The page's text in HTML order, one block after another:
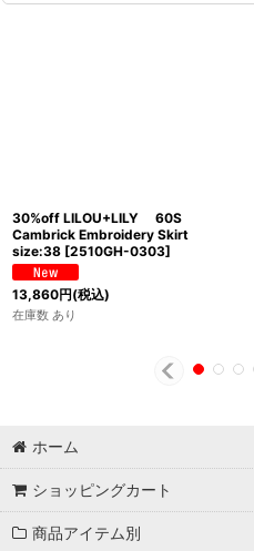
30%off LILOU+LILY 60S
Cambrick Embroidery Skirt
size:38 [2510GH-0303]
13,860円(税込)
在庫数 あり
ホーム
ショッピングカート
商品アイテム別